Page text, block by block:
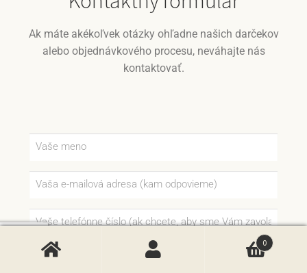
Ak máte akékoľvek otázky ohľadne našich darčekov
alebo objednávkového procesu, neváhajte nás
kontaktovať.
0